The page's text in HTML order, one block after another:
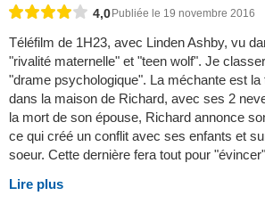
4,0 Publiée le 19 novembre 2016
Téléfilm de 1H23, avec Linden Ashby, vu
"rivalité maternelle" et "teen wolf". Je
"drame psychologique". La méchante est la
dans la maison de Richard, avec ses 2
la mort de son épouse, Richard annonce
ce qui créé un conflit avec ses enfants et
soeur. Cette dernière fera tout pour
Lire plus